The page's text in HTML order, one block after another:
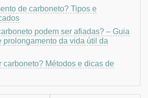
de carboneto? Tipos e
podem ser afiadas? – Guia
prolongamento da vida útil da
carboneto? Métodos e dicas de